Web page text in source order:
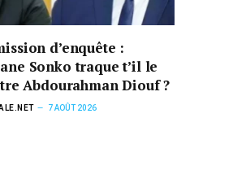
d’enquête :
Sonko traque t’il le
Abdourahman Diouf ?
7 AOÛT 2026